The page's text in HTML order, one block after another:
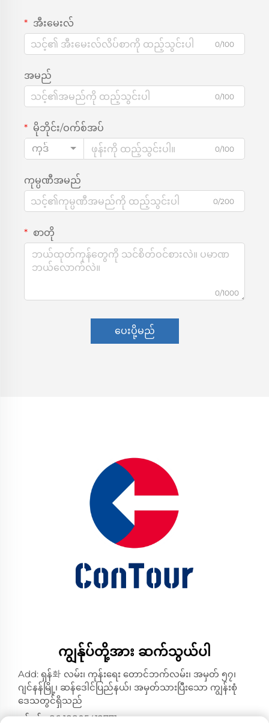
အီးမေးလ်
0/100
အမည်
0/100
မိုဘိုင်း/ဝက်စ်အပ်
ကုဒ်
0/100
ကုမ္ပဏီအမည်
0/200
စာတို
0/1000
ပေးပို့မည်
ကျွန်ုပ်တို့အား ဆက်သွယ်ပါ
Add: ရှန်화 လမ်း၊ ကုန်းရေး တောင်ဘက်လမ်း၊ အမှတ် ၅၇၊
ဂျင်နန်မြို့၊ ဆန်ဒေါင်ပြည်နယ်၊ အမှတ်သားပြီးသော ကျွန်းစုံ
ဒေသတွင်ရှိသည်
ဝပ်စပ်:+86 18805412771